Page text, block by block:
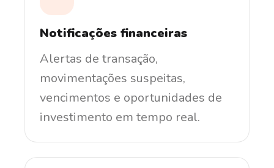
Notificações financeiras
Alertas de transação,
movimentações suspeitas,
vencimentos e oportunidades de
investimento em tempo real.